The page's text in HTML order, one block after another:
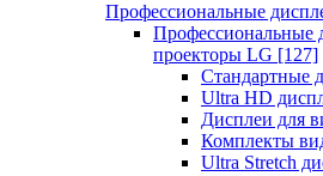
Профессиональные
Профессиональные
проекторы LG [127]
Стандартные
Ultra HD
Дисплеи для
Комплекты
Ultra Stretch